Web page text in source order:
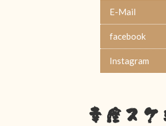
E-Mail
facebook
Instagram
幸座ス